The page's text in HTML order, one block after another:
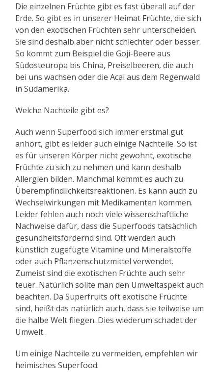
Die einzelnen Früchte gibt es fast überall auf der
Erde. So gibt es in unserer Heimat Früchte, die sich
von den exotischen Früchten sehr unterscheiden.
Sie sind deshalb aber nicht schlechter oder besser.
So kommt zum Beispiel die Goji-Beere aus
Südosteuropa bis China, Preiselbeeren, die auch
bei uns wachsen oder die Acai aus dem Regenwald
in Südamerika.
Welche Nachteile gibt es?
Auch wenn Superfood sich immer erstmal gut
anhört, gibt es leider auch einige Nachteile. So ist
es für unseren Körper nicht gewohnt, exotische
Früchte zu sich zu nehmen und kann deshalb
Allergien bilden. Manchmal kommt es auch zu
Überempfindlichkeitsreaktionen. Es kann auch zu
Wechselwirkungen mit Medikamenten kommen.
Leider fehlen auch noch viele wissenschaftliche
Nachweise dafür, dass die Superfoods tatsächlich
gesundheitsfördernd sind. Oft werden auch
künstlich zugefügte Vitamine und Mineralstoffe
oder auch Pflanzenschutzmittel verwendet.
Zumeist sind die exotischen Früchte auch sehr
teuer. Natürlich sollte man den Umweltaspekt auch
beachten. Da Superfruits oft exotische Früchte
sind, heißt das natürlich auch, dass sie teilweise um
die halbe Welt fliegen. Dies wiederum schadet der
Umwelt.
Um einige Nachteile zu vermeiden, empfehlen wir
heimisches Superfood.